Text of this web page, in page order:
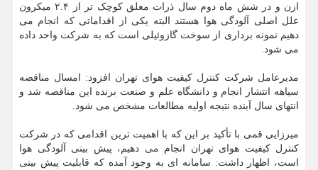
ازن و در شش ماه دوم سال ذرات معلق کوچک تر از ۲.۴ میکرون
علل اصلی آلودگی هوا هستند البته یکی از اقداماتی که انجام می
دهیم نمونه برداری از سوخت گازوئیلی است که به شرکت واحد داده
می شود.
مدیرعامل شرکت کنترل کیفیت هوای تهران افزود: امسال مناقصه
سیاهه انتشار انجام و دانشگاه علم و صنعت برنده این مناقصه شد و
انتهای سال آینده نتیجه اولیه مطالعات مشخص می شود.
میرزایی قمی با تأکید بر این که با اهمیت ترین اقدامی که در شرکت
کنترل کیفیت هوای تهران انجام می دهیم، پیش بینی آلودگی هوا
است، اظهار داشت: سامانه ای به وجود آمده که قابلیت پیش بینی